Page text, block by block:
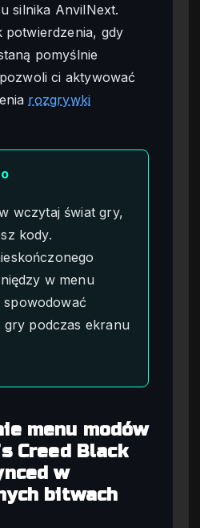
silnika AnvilNext.
potwierdzenia, gdy
pomyślnie
ci aktywować
rozgrywki
wczytaj świat gry,
kody.
w menu
spowodować
gry podczas ekranu
menu modów
Creed Black
w
bitwach